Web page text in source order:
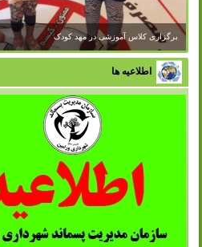
برگزاری کلاس آموزشی در مهد کودک
اطلاعیه ها